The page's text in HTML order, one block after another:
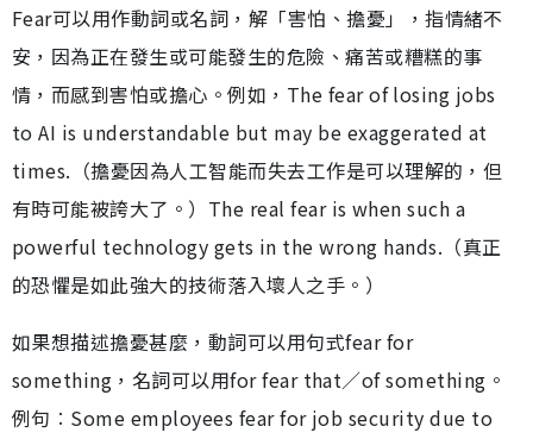
Fear可以用作動詞或名詞，解「害怕、擔憂」，指情緒不
安，因為正在發生或可能發生的危險、痛苦或糟糕的事
情，而感到害怕或擔心。例如，The fear of losing jobs
to AI is understandable but may be exaggerated at
times.（擔憂因為人工智能而失去工作是可以理解的，但
有時可能被誇大了。）The real fear is when such a
powerful technology gets in the wrong hands.（真正
的恐懼是如此強大的技術落入壞人之手。）
如果想描述擔憂甚麼，動詞可以用句式fear for
something，名詞可以用for fear that／of something。
例句︰Some employees fear for job security due to